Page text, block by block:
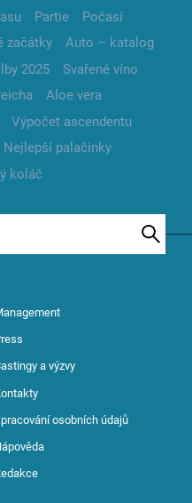
Partie
Počasí
začátky
Auto – katalog
2025
Svařené víno
Aloe vera
Výpočet ascendentu
Nejlepší palačinky
koláč
a výzvy
osobních údajů